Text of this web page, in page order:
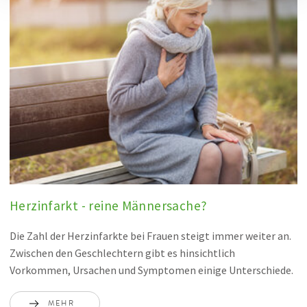
Herzinfarkt - reine Männersache?
Die Zahl der Herzinfarkte bei Frauen steigt immer weiter an.
Zwischen den Geschlechtern gibt es hinsichtlich
Vorkommen, Ursachen und Symptomen einige Unterschiede.
MEHR